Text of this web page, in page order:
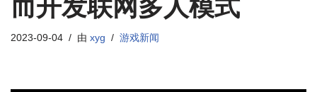
而开发联网多人模式
2023-09-04 由 xyg 游戏新闻